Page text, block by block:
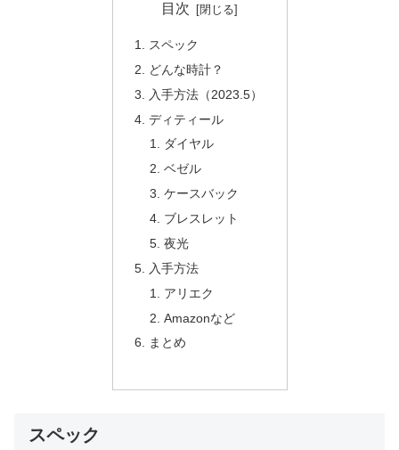
目次
スペック
どんな時計？
入手方法（2023.5）
ディティール
ダイヤル
ベゼル
ケースバック
ブレスレット
夜光
入手方法
アリエク
Amazonなど
まとめ
スペック